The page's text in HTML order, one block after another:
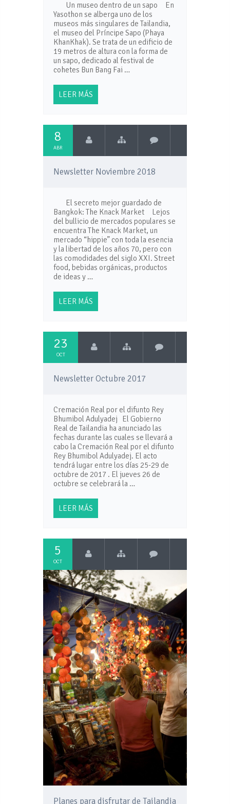
Un museo dentro de un sapo En
Yasothon se alberga uno de los
museos más singulares de Tailandia,
el museo del Príncipe Sapo (Phaya
KhanKhak). Se trata de un edificio de
19 metros de altura con la forma de
un sapo, dedicado al festival de
cohetes Bun Bang Fai …
LEER MÁS
8
ABR
Newsletter Noviembre 2018
El secreto mejor guardado de
Bangkok: The Knack Market Lejos
del bullicio de mercados populares se
encuentra The Knack Market, un
mercado “hippie” con toda la esencia
y la libertad de los años 70, pero con
las comodidades del siglo XXI. Street
food, bebidas orgánicas, productos
de ideas y …
LEER MÁS
23
OCT
Newsletter Octubre 2017
Cremación Real por el difunto Rey
Bhumibol Adulyadej El Gobierno
Real de Tailandia ha anunciado las
fechas durante las cuales se llevará a
cabo la Cremación Real por el difunto
Rey Bhumibol Adulyadej. El acto
tendrá lugar entre los días 25-29 de
octubre de 2017 . El jueves 26 de
octubre se celebrará la …
LEER MÁS
5
OCT
Planes para disfrutar de Tailandia